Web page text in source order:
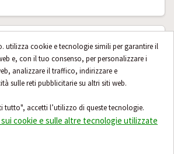
utilizza cookie e tecnologie simili per garantire il
e, con il tuo consenso, per personalizzare i
analizzare il traffico, indirizzare e
sulle reti pubblicitarie su altri siti web.
tutto", accetti l’utilizzo di queste tecnologie.
cookie e sulle altre tecnologie utilizzate
Brandoni F8.500 DN500
su ordinazione
€ 2 050,70